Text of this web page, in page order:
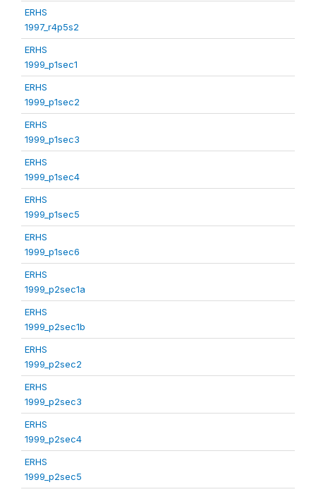
ERHS
1997_r4p5s2
ERHS
1999_p1sec1
ERHS
1999_p1sec2
ERHS
1999_p1sec3
ERHS
1999_p1sec4
ERHS
1999_p1sec5
ERHS
1999_p1sec6
ERHS
1999_p2sec1a
ERHS
1999_p2sec1b
ERHS
1999_p2sec2
ERHS
1999_p2sec3
ERHS
1999_p2sec4
ERHS
1999_p2sec5